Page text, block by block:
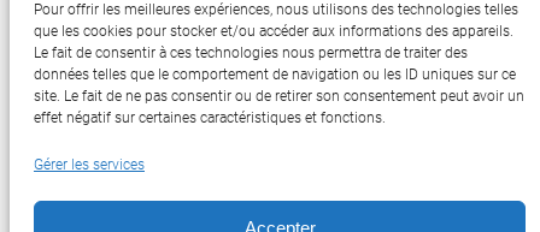
Pour offrir les meilleures expériences, nous utilisons des technologies telles
que les cookies pour stocker et/ou accéder aux informations des appareils.
Le fait de consentir à ces technologies nous permettra de traiter des
données telles que le comportement de navigation ou les ID uniques sur ce
site. Le fait de ne pas consentir ou de retirer son consentement peut avoir un
effet négatif sur certaines caractéristiques et fonctions.
Gérer les services
Accepter
Écrans & Moniteurs
Serveurs & Stockage
Impression & Consommables
Ordinateurs & Tablettes
Réseau & IoT